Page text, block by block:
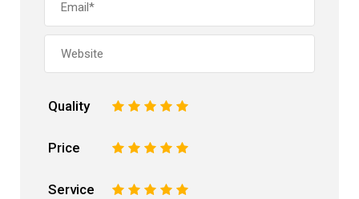
Quality 5
4
3
2
Price 5
4
3
2
Service 5
4
3
2